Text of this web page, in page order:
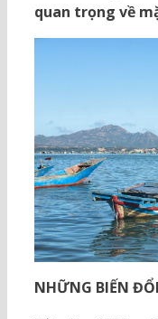
quan trọng về
NHỮNG BIẾN